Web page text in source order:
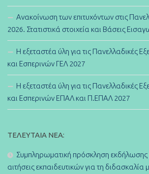
Ανακοίνωση των επιτυχόντων στις
2026. Στατιστικά στοιχεία και Βάσεις
Η εξεταστέα ύλη για τις Πανελλαδικές
και Εσπερινών ΓΕΛ 2027
Η εξεταστέα ύλη για τις Πανελλαδικές
και Εσπερινών ΕΠΑΛ και Π.ΕΠΑΛ 2027
ΤΕΛΕΥΤΑΊΑ ΝΈΑ:
Συμπληρωματική πρόσκληση εκδήλωσης
αιτήσεις εκπαιδευτικών για τη